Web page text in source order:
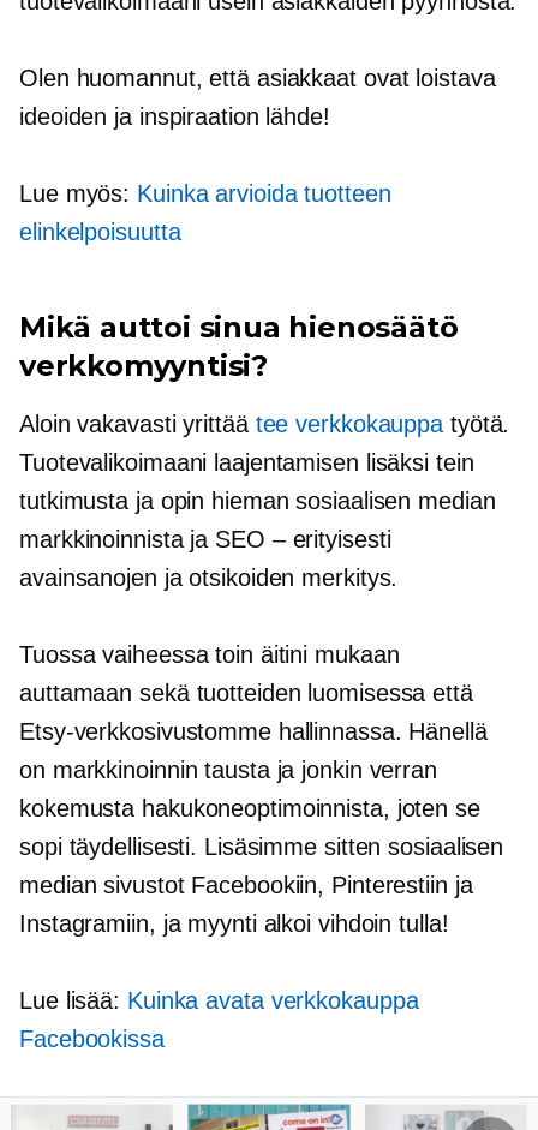
Olen huomannut, että asiakkaat ovat loistava
ideoiden ja inspiraation lähde!
Lue myös: Kuinka arvioida tuotteen
elinkelpoisuutta
Mikä auttoi sinua hienosäätö
verkkomyyntisi?
Aloin vakavasti yrittää tee verkkokauppa työtä.
Tuotevalikoimaani laajentamisen lisäksi tein
tutkimusta ja opin hieman sosiaalisen median
markkinoinnista ja SEO – erityisesti
avainsanojen ja otsikoiden merkitys.
Tuossa vaiheessa toin äitini mukaan
auttamaan sekä tuotteiden luomisessa että
Etsy-verkkosivustomme hallinnassa. Hänellä
on markkinoinnin tausta ja jonkin verran
kokemusta hakukoneoptimoinnista, joten se
sopi täydellisesti. Lisäsimme sitten sosiaalisen
median sivustot Facebookiin, Pinterestiin ja
Instagramiin, ja myynti alkoi vihdoin tulla!
Lue lisää: Kuinka avata verkkokauppa
Facebookissa